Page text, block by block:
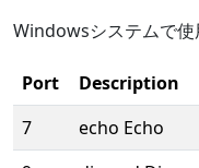
Windowsシステムで使
Port
Description
7
echo Echo